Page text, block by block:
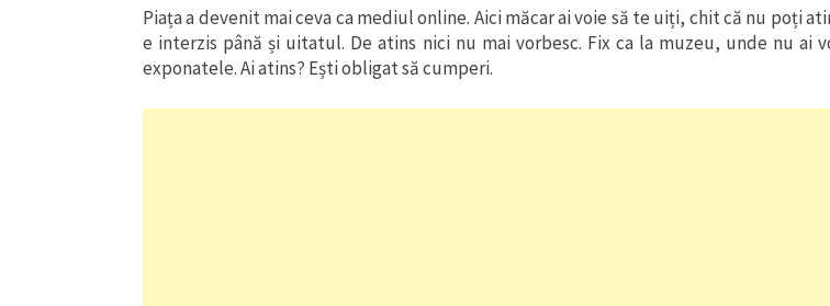
Piața a devenit mai ceva ca mediul online. Aici măcar ai voie să te uiți, chit că nu poți
e interzis până și uitatul. De atins nici nu mai vorbesc. Fix ca la muzeu, unde nu ai
exponatele. Ai atins? Ești obligat să cumperi.